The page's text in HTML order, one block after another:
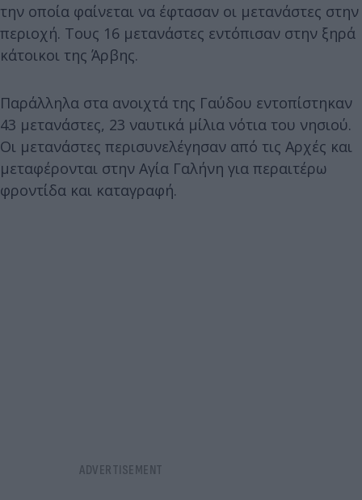
την οποία φαίνεται να έφτασαν οι μετανάστες στην
περιοχή. Τους 16 μετανάστες εντόπισαν στην ξηρά
κάτοικοι της Άρβης.
Παράλληλα στα ανοιχτά της Γαύδου εντοπίστηκαν
43 μετανάστες, 23 ναυτικά μίλια νότια του νησιού.
Οι μετανάστες περισυνελέγησαν από τις Aρχές και
μεταφέρονται στην Αγία Γαλήνη για περαιτέρω
φροντίδα και καταγραφή.